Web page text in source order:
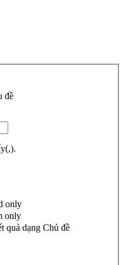
đề
only
only
quả dạng Chủ đề